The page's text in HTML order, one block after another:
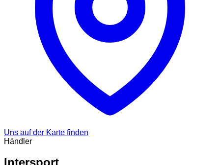
Uns auf der Karte finden
Händler